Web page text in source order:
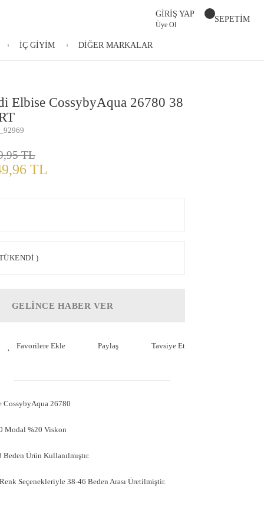
GİRİŞ YAP
Üye Ol
SEPETİM
İÇ GİYİM DİĞER MARKALAR
Elbise CossybyAqua 26780 38
TL
TL
GELİNCE HABER VER
Paylaş Tavsiye Et
26780
Modal %20 Viskon
Ürün Kullanılmıştır.
Seçenekleriyle 38-46 Beden Arası Üretilmiştir.